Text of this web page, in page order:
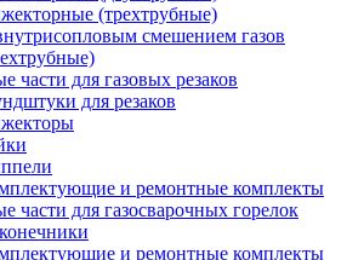
(трехтрубные)
смешением газов
части для газовых резаков
для резаков
и ремонтные комплекты
части для газосварочных горелок
и ремонтные комплекты